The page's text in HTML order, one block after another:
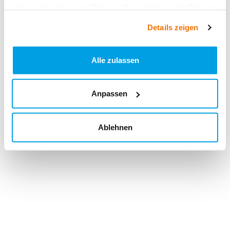
Details zeigen
Alle zulassen
Anpassen
Ablehnen